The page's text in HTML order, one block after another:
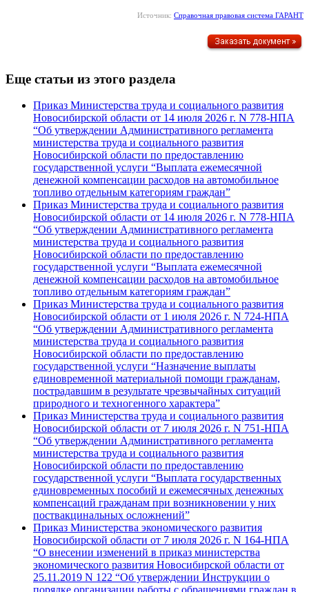
Источник: Справочная правовая система ГАРАНТ
Еще статьи из этого раздела
Приказ Министерства труда и социального развития
Новосибирской области от 14 июля 2026 г. N 778-НПА
“Об утверждении Административного регламента
министерства труда и социального развития
Новосибирской области по предоставлению
государственной услуги “Выплата ежемесячной
денежной компенсации расходов на автомобильное
топливо отдельным категориям граждан”
Приказ Министерства труда и социального развития
Новосибирской области от 14 июля 2026 г. N 778-НПА
“Об утверждении Административного регламента
министерства труда и социального развития
Новосибирской области по предоставлению
государственной услуги “Выплата ежемесячной
денежной компенсации расходов на автомобильное
топливо отдельным категориям граждан”
Приказ Министерства труда и социального развития
Новосибирской области от 1 июля 2026 г. N 724-НПА
“Об утверждении Административного регламента
министерства труда и социального развития
Новосибирской области по предоставлению
государственной услуги “Назначение выплаты
единовременной материальной помощи гражданам,
пострадавшим в результате чрезвычайных ситуаций
природного и техногенного характера”
Приказ Министерства труда и социального развития
Новосибирской области от 7 июля 2026 г. N 751-НПА
“Об утверждении Административного регламента
министерства труда и социального развития
Новосибирской области по предоставлению
государственной услуги “Выплата государственных
единовременных пособий и ежемесячных денежных
компенсаций гражданам при возникновении у них
поствакцинальных осложнений”
Приказ Министерства экономического развития
Новосибирской области от 7 июля 2026 г. N 164-НПА
“О внесении изменений в приказ министерства
экономического развития Новосибирской области от
25.11.2019 N 122 “Об утверждении Инструкции о